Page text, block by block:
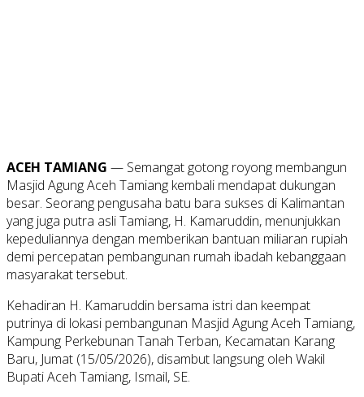
ACEH TAMIANG — Semangat gotong royong membangun
Masjid Agung Aceh Tamiang kembali mendapat dukungan
besar. Seorang pengusaha batu bara sukses di Kalimantan
yang juga putra asli Tamiang, H. Kamaruddin, menunjukkan
kepeduliannya dengan memberikan bantuan miliaran rupiah
demi percepatan pembangunan rumah ibadah kebanggaan
masyarakat tersebut.
Kehadiran H. Kamaruddin bersama istri dan keempat
putrinya di lokasi pembangunan Masjid Agung Aceh Tamiang,
Kampung Perkebunan Tanah Terban, Kecamatan Karang
Baru, Jumat (15/05/2026), disambut langsung oleh Wakil
Bupati Aceh Tamiang, Ismail, SE.